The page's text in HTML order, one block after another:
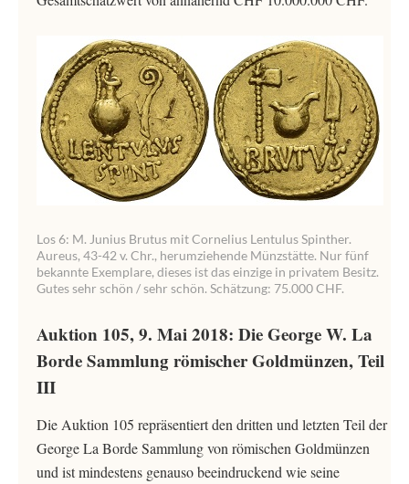
Los 6: M. Junius Brutus mit Cornelius Lentulus Spinther.
Aureus, 43-42 v. Chr., herumziehende Münzstätte. Nur fünf
bekannte Exemplare, dieses ist das einzige in privatem Besitz.
Gutes sehr schön / sehr schön. Schätzung: 75.000 CHF.
Auktion 105, 9. Mai 2018: Die George W. La
Borde Sammlung römischer Goldmünzen, Teil
III
Die Auktion 105 repräsentiert den dritten und letzten Teil der
George La Borde Sammlung von römischen Goldmünzen
und ist mindestens genauso beeindruckend wie seine